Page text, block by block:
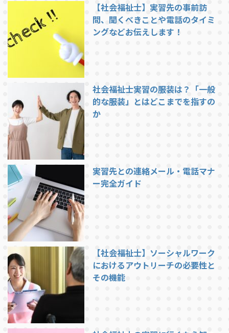
【社会福祉士】実習先の事前訪
問、聞くべきことや電話のタイミ
ングなどお伝えします！
社会福祉士実習の服装は？「一般
的な服装」とはどこまでを指すの
か
実習先との連絡メール・電話マナ
ー完全ガイド
【社会福祉士】ソーシャルワーク
におけるアウトリーチの必要性と
その機能